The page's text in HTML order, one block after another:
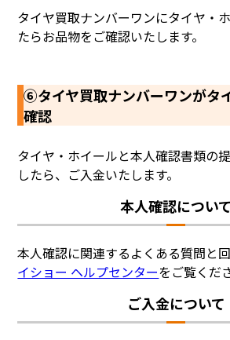
タイヤ買取ナンバーワンにタイヤ・
たらお品物をご確認いたします。
⑥タイヤ買取ナンバーワンがタ
確認
タイヤ・ホイールと本人確認書類の
したら、ご入金いたします。
本人確認について
本人確認に関連するよくある質問と
イショー ヘルプセンターをご覧くだ
ご入金について